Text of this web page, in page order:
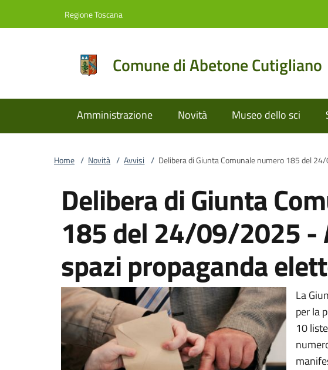
Regione Toscana
Comune di Abetone Cutigliano
Amministrazione Novità Museo dello sci
Home / Novità / Avvisi / Delibera di Giunta Comunale numero 185 del
Delibera di Giunta
185 del 24/09/2025 -
spazi propaganda
La
per la
10